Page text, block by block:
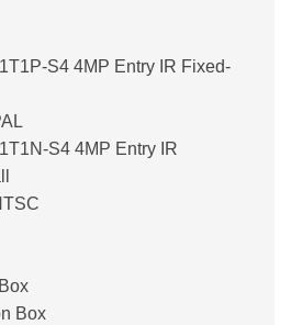
S4 4MP Entry IR Fixed-
S4 4MP Entry IR
Box